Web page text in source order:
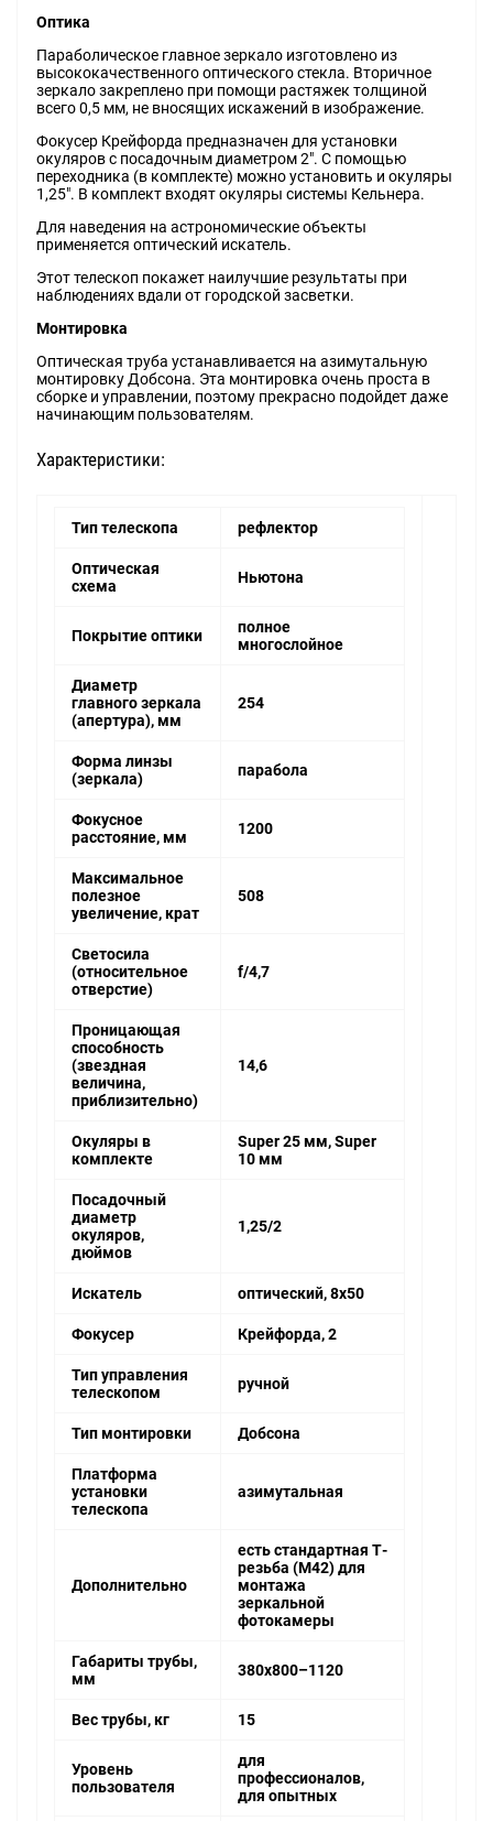
Оптика
Параболическое главное зеркало изготовлено из
высококачественного оптического стекла. Вторичное
зеркало закреплено при помощи растяжек толщиной
всего 0,5 мм, не вносящих искажений в изображение.
Фокусер Крейфорда предназначен для установки
окуляров с посадочным диаметром 2". С помощью
переходника (в комплекте) можно установить и окуляры
1,25". В комплект входят окуляры системы Кельнера.
Для наведения на астрономические объекты
применяется оптический искатель.
Этот телескоп покажет наилучшие результаты при
наблюдениях вдали от городской засветки.
Монтировка
Оптическая труба устанавливается на азимутальную
монтировку Добсона. Эта монтировка очень проста в
сборке и управлении, поэтому прекрасно подойдет даже
начинающим пользователям.
Характеристики:
Тип телескопа рефлектор
Оптическая
схема
Ньютона
Покрытие оптики
полное
многослойное
Диаметр
главного зеркала
(апертура), мм
254
Форма линзы
(зеркала)
парабола
Фокусное
расстояние, мм
1200
Максимальное
полезное
увеличение, крат
508
Светосила
(относительное
отверстие)
f/4,7
Проницающая
способность
(звездная
величина,
приблизительно)
14,6
Окуляры в
комплекте
Super 25 мм, Super
10 мм
Посадочный
диаметр
окуляров,
дюймов
1,25/2
Искатель оптический, 8x50
Фокусер Крейфорда, 2
Тип управления
телескопом
ручной
Тип монтировки Добсона
Платформа
установки
телескопа
азимутальная
Дополнительно
есть стандартная Т-
резьба (М42) для
монтажа
зеркальной
фотокамеры
Габариты трубы,
мм
380x800–1120
Вес трубы, кг 15
Уровень
пользователя
для
профессионалов,
для опытных